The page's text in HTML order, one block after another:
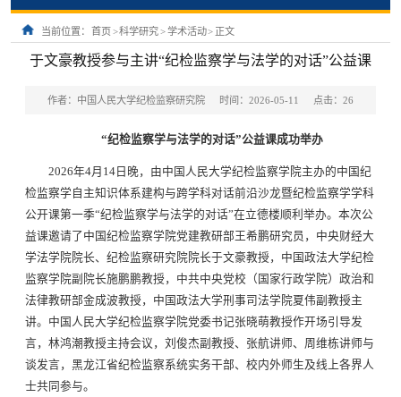
当前位置： 首页 >科学研究>学术活动> 正文
于文豪教授参与主讲“纪检监察学与法学的对话”公益课
作者：中国人民大学纪检监察研究院 时间：2026-05-11 点击： 26
“纪检监察学与法学的对话”公益课成功举办
2026年4月14日晚，由中国人民大学纪检监察学院主办的中国纪
检监察学自主知识体系建构与跨学科对话前沿沙龙暨纪检监察学学科
公开课第一季“纪检监察学与法学的对话”在立德楼顺利举办。本次公
益课邀请了中国纪检监察学院党建教研部王希鹏研究员，中央财经大
学法学院院长、纪检监察研究院院长于文豪教授，中国政法大学纪检
监察学院副院长施鹏鹏教授，中共中央党校（国家行政学院）政治和
法律教研部金成波教授，中国政法大学刑事司法学院夏伟副教授主
讲。中国人民大学纪检监察学院党委书记张晓萌教授作开场引导发
言，林鸿潮教授主持会议，刘俊杰副教授、张航讲师、周维栋讲师与
谈发言，黑龙江省纪检监察系统实务干部、校内外师生及线上各界人
士共同参与。